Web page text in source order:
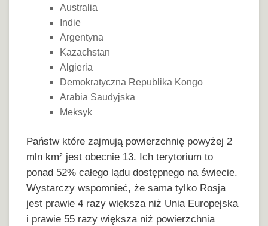
Australia
Indie
Argentyna
Kazachstan
Algieria
Demokratyczna Republika Kongo
Arabia Saudyjska
Meksyk
Państw które zajmują powierzchnię powyżej 2
mln km² jest obecnie 13. Ich terytorium to
ponad 52% całego lądu dostępnego na świecie.
Wystarczy wspomnieć, że sama tylko Rosja
jest prawie 4 razy większa niż Unia Europejska
i prawie 55 razy większa niż powierzchnia